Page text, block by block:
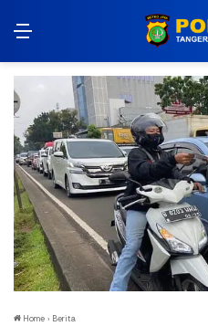
Menu
Home › Berita